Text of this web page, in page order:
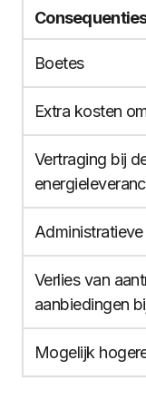
Boetes
Extra kosten
Vertraging bij
Verlies van
aanbiedingen
Mogelijk